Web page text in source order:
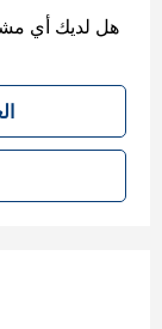
هل لديك أي